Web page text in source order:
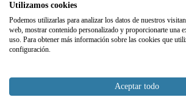
Utilizamos cookies
Podemos utilizarlas para analizar los datos de nuestros
web, mostrar contenido personalizado y proporcionarte una
uso. Para obtener más información sobre las cookies que
configuración.
Aceptar todo